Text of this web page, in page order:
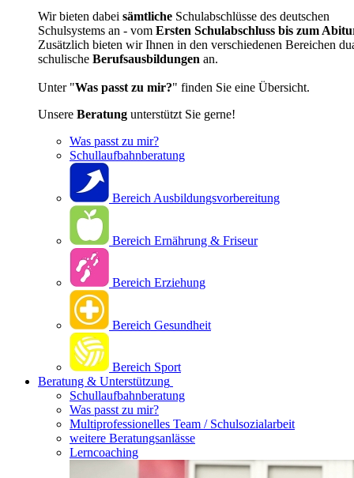
Wir bieten dabei sämtliche Schulabschlüsse des deutschen
Schulsystems an - vom Ersten Schulabschluss bis zum
Zusätzlich bieten wir Ihnen in den verschiedenen Bereichen
schulische Berufsausbildungen an.
Unter "Was passt zu mir?" finden Sie eine Übersicht.
Unsere Beratung unterstützt Sie gerne!
Was passt zu mir?
Schullaufbahnberatung
Bereich Ausbildungsvorbereitung
Bereich Ernährung & Friseur
Bereich Erziehung
Bereich Gesundheit
Bereich Sport
Beratung & Unterstützung
Schullaufbahnberatung
Was passt zu mir?
Multipro­fessionelles Team / Schulsozialarbeit
weitere Beratungsanlässe
Lerncoaching